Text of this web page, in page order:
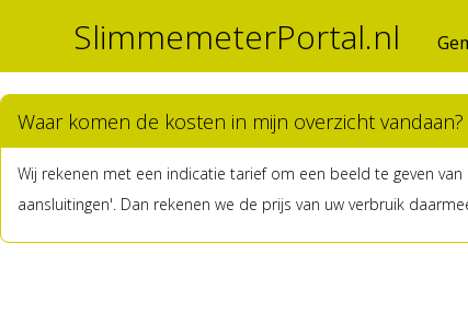
SlimmemeterPortal.nl
Waar komen de kosten in mijn overzicht vandaan?
Wij rekenen met een indicatie tarief om een beeld te geven
aansluitingen'. Dan rekenen we de prijs van uw verbruik